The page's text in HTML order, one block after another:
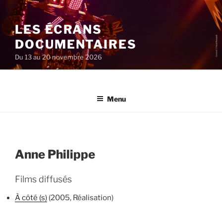
au
contenu
principal
LES ÉCRANS
DOCUMENTAIRES
Du 13 au 20 novembre 2026
Menu
Anne Philippe
Films diffusés
À côté (s) (2005, Réalisation)